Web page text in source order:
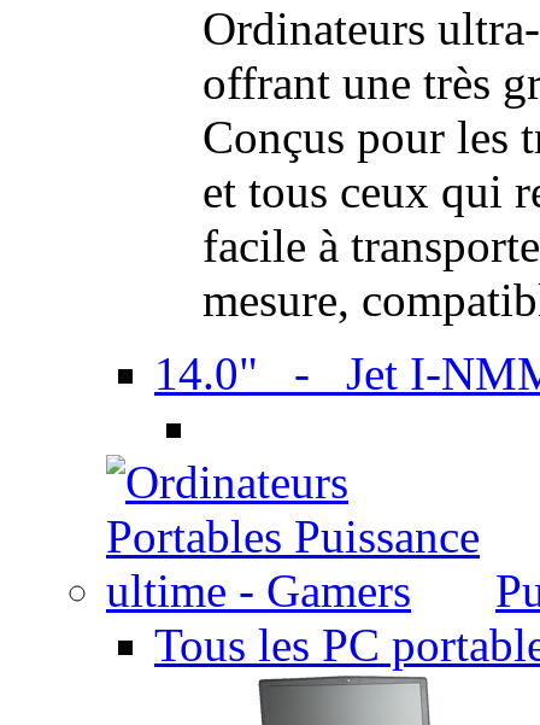
Ordinateurs
offrant une très
Conçus pour les
et tous ceux qui
facile à
mesure,
14.0" - Jet I-
Tous les PC